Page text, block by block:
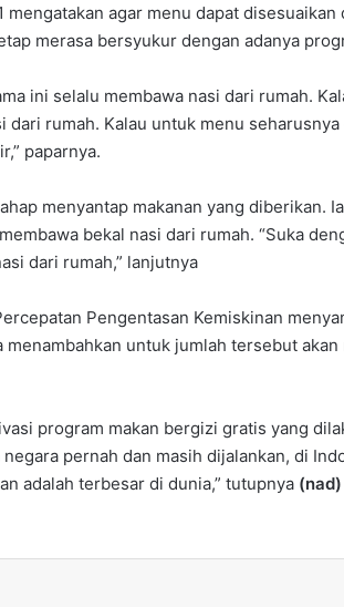
mengatakan agar menu dapat disesuaikan
merasa bersyukur dengan adanya
ini selalu membawa nasi dari rumah.
dari rumah. Kalau untuk menu
paparnya.
menyantap makanan yang diberikan.
bekal nasi dari rumah. “Suka
dari rumah,” lanjutnya
Pengentasan Kemiskinan
menambahkan untuk jumlah tersebut
program makan bergizi gratis yang
pernah dan masih dijalankan, di
adalah terbesar di dunia,” tutupnya (nad)